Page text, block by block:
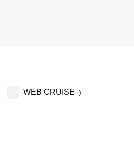
WEB CRUISE )